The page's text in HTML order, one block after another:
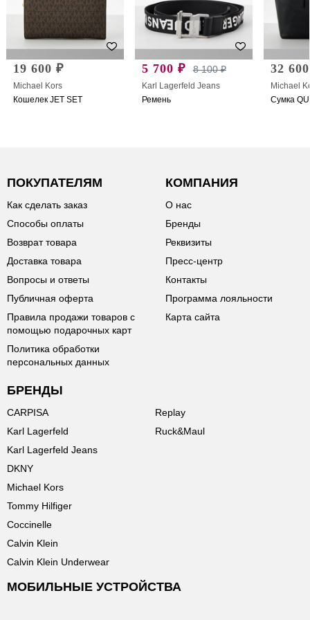
19 600 ₽
Michael Kors
Кошелек JET SET
5 700 ₽ 8 100 ₽
Karl Lagerfeld Jeans
Ремень
32
Michael
Сумка
ПОКУПАТЕЛЯМ
Как сделать заказ
Способы оплаты
Возврат товара
Доставка товара
Вопросы и ответы
Публичная оферта
Правила продажи товаров с
помощью подарочных карт
Политика обработки
персональных данных
КОМПАНИЯ
О нас
Бренды
Реквизиты
Пресс-центр
Контакты
Программа лояльности
Карта сайта
БРЕНДЫ
CARPISA
Karl Lagerfeld
Karl Lagerfeld Jeans
DKNY
Michael Kors
Tommy Hilfiger
Coccinelle
Calvin Klein
Calvin Klein Underwear
Replay
Ruck&Maul
МОБИЛЬНЫЕ УСТРОЙСТВА